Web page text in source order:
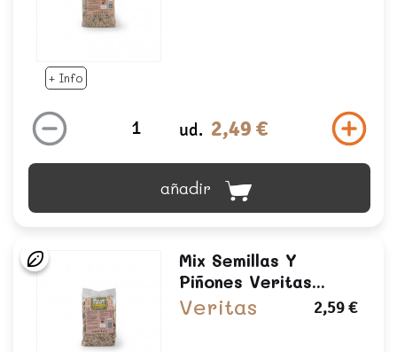
+ Info
ud. 2,49 €
añadir
Mix Semillas Y
Piñones Veritas...
Veritas 2,59 €